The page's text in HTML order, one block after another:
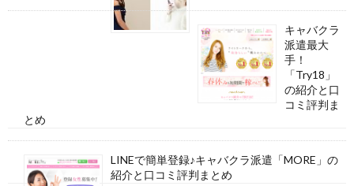
キャバクラ
派遣最大
手！
「Try18」
の紹介と口
コミ評判ま
とめ
LINEで簡単登録♪キャバクラ派遣「MORE」の
紹介と口コミ評判まとめ